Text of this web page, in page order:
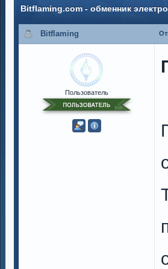
Bitflaming.com - обменник
Bitflaming
Пользователь